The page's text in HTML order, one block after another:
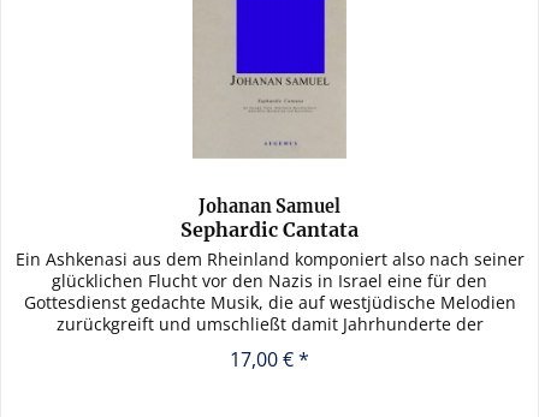
Johanan Samuel
Sephardic Cantata
Ein Ashkenasi aus dem Rheinland komponiert also nach seiner
glücklichen Flucht vor den Nazis in Israel eine für den
Gottesdienst gedachte Musik, die auf westjüdische Melodien
zurückgreift und umschließt damit Jahrhunderte der
17,00 € *